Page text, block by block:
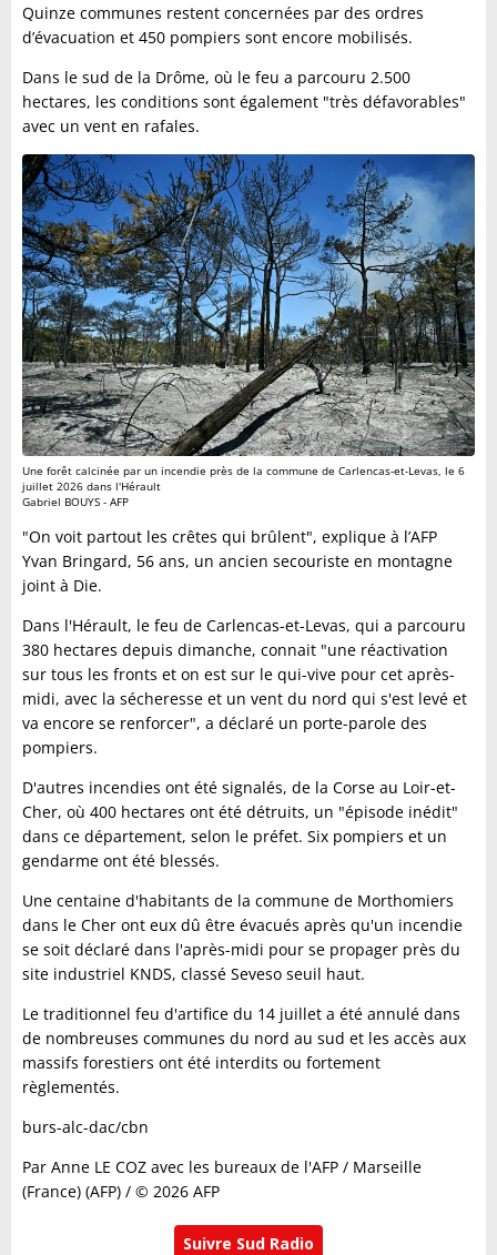
Quinze communes restent concernées par des ordres
d’évacuation et 450 pompiers sont encore mobilisés.
Dans le sud de la Drôme, où le feu a parcouru 2.500
hectares, les conditions sont également "très défavorables"
avec un vent en rafales.
Une forêt calcinée par un incendie près de la commune de Carlencas-et-Levas, le 6
juillet 2026 dans l'Hérault
Gabriel BOUYS - AFP
"On voit partout les crêtes qui brûlent", explique à l’AFP
Yvan Bringard, 56 ans, un ancien secouriste en montagne
joint à Die.
Dans l'Hérault, le feu de Carlencas-et-Levas, qui a parcouru
380 hectares depuis dimanche, connait "une réactivation
sur tous les fronts et on est sur le qui-vive pour cet après-
midi, avec la sécheresse et un vent du nord qui s'est levé et
va encore se renforcer", a déclaré un porte-parole des
pompiers.
D'autres incendies ont été signalés, de la Corse au Loir-et-
Cher, où 400 hectares ont été détruits, un "épisode inédit"
dans ce département, selon le préfet. Six pompiers et un
gendarme ont été blessés.
Une centaine d'habitants de la commune de Morthomiers
dans le Cher ont eux dû être évacués après qu'un incendie
se soit déclaré dans l'après-midi pour se propager près du
site industriel KNDS, classé Seveso seuil haut.
Le traditionnel feu d'artifice du 14 juillet a été annulé dans
de nombreuses communes du nord au sud et les accès aux
massifs forestiers ont été interdits ou fortement
règlementés.
burs-alc-dac/cbn
Par Anne LE COZ avec les bureaux de l'AFP / Marseille
(France) (AFP) / © 2026 AFP
Suivre Sud Radio